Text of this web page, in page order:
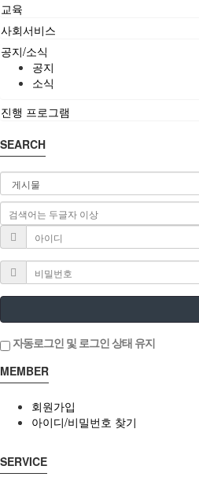
교육
사회서비스
공지/소식
공지
소식
진행 프로그램
SEARCH
자동로그인 및 로그인 상태 유지
MEMBER
회원가입
아이디/비밀번호 찾기
SERVICE